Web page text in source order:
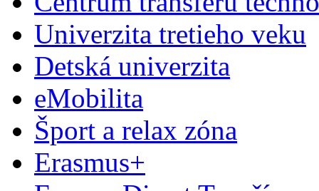
Univerzita tretieho veku
Detská univerzita
eMobilita
Šport a relax zóna
Erasmus+